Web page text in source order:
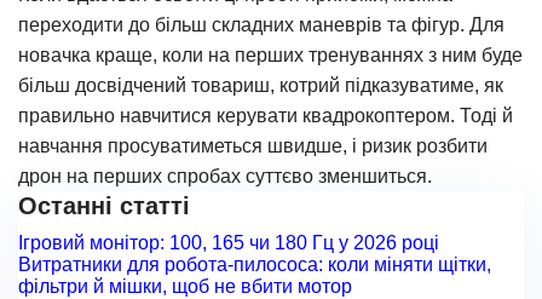
переходити до більш складних маневрів та фігур. Для
новачка краще, коли на перших тренуваннях з ним буде
більш досвідчений товариш, котрий підказуватиме, як
правильно навчитися керувати квадрокоптером. Тоді й
навчання просуватиметься швидше, і ризик розбити
дрон на перших спробах суттєво зменшиться.
Останні статті
Ігровий монітор: 100, 165 чи 180 Гц у 2026 році
Витратники для робота-пилососа: коли міняти щітки,
фільтри й мішки, щоб не вбити мотор